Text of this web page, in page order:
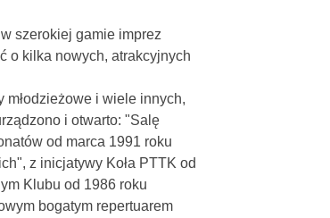
szerokiej gamie imprez
o kilka nowych, atrakcyjnych
i wiele innych,
i otwarto: "Salę
od marca 1991 roku
z inicjatywy Koła PTTK od
Klubu od 1986 roku
bogatym repertuarem